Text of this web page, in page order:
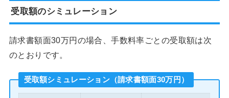
受取額のシミュレーション
請求書額面30万円の場合、手数料率ごとの受取額は次
のとおりです。
受取額シミュレーション（請求書額面30万円）